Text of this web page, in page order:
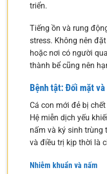
triển.
Tiếng ồn và rung
stress. Không nên
hoặc nơi có người
thành bể cũng nên
Bệnh tật: Đối mặt
Cá con mới đẻ bị
Hệ miễn dịch yếu
nấm và ký sinh trùng
và điều trị kịp thời là
Nhiễm khuẩn và nấm